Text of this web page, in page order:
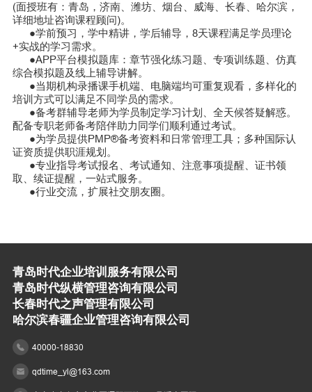
(面授班有：青岛，济南、潍坊、烟台、威海、长春、哈尔滨，
详细地址咨询课程顾问)。
●学前预习，学中精讲，学后辅导，8天课程满足学员理论
+实战的学习需求。
●APP平台模拟题库：章节强化练习题、专项训练题、仿真
综合模拟题及线上辅导讲解。
●当期机构录播课手机端、电脑端均可重复观看，多样化的
培训方式可以满足不同学员的需求。
●备考群辅导老师为学员制定学习计划、全天候答疑解惑。
配备专职老师备考陪伴助力同学们顺利通过考试。
●为学员提供PMP®备考资料和日常管理工具；多种国际认
证资质提供职涯规划。
●专业指导考试报名、考试通知、注意事项提醒、证书领
取、续证提醒，一站式服务。
●行业交流，扩展社交朋友圈。
青岛时代企业培训服务有限公司
青岛时代纵横管理咨询有限公司
长春时代之声管理有限公司
哈尔滨春疆企业管理咨询有限公司
40000-18830
qdtime_yl@163.com